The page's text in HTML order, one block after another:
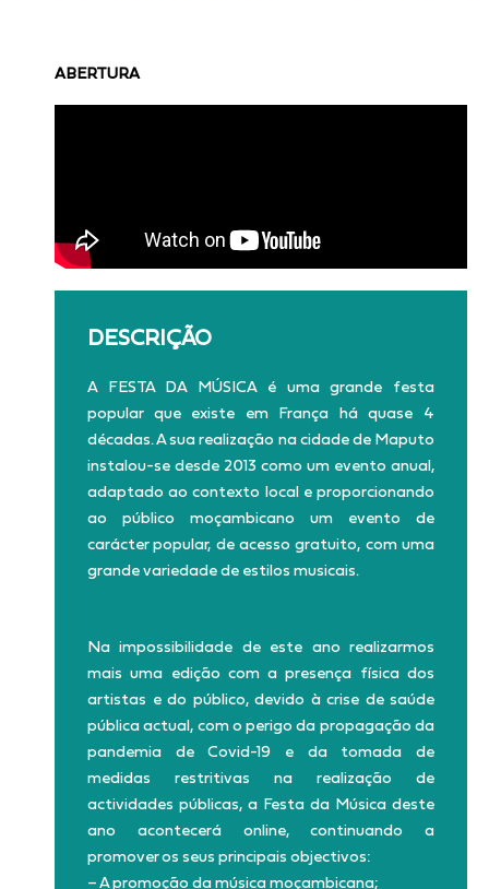
ABERTURA
DESCRIÇÃO
A FESTA DA MÚSICA é uma grande festa
popular que existe em França há quase 4
décadas. A sua realização na cidade de Maputo
instalou-se desde 2013 como um evento anual,
adaptado ao contexto local e proporcionando
ao público moçambicano um evento de
carácter popular, de acesso gratuito, com uma
grande variedade de estilos musicais.
Na impossibilidade de este ano realizarmos
mais uma edição com a presença física dos
artistas e do público, devido à crise de saúde
pública actual, com o perigo da propagação da
pandemia de Covid-19 e da tomada de
medidas restritivas na realização de
actividades públicas, a Festa da Música deste
ano acontecerá online, continuando a
promover os seus principais objectivos:
– A promoção da música moçambicana;